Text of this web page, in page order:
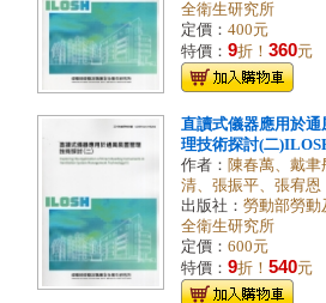
全衛生研究所
定價： 400元
特價： 9折！ 360元
直讀式儀器應用於通
理技術探討(二
作者： 陳春萬、戴聿
清、張振平、張宥恩
出版社： 勞動部勞動
全衛生研究所
定價： 600元
特價： 9折！ 540元